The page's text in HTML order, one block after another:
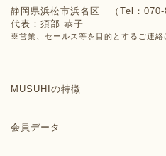
静岡県浜松市浜名区 （Tel：070-
代表：須部 恭子
※営業、セールス等を目的とするご連絡
MUSUHIの特徴
会員データ